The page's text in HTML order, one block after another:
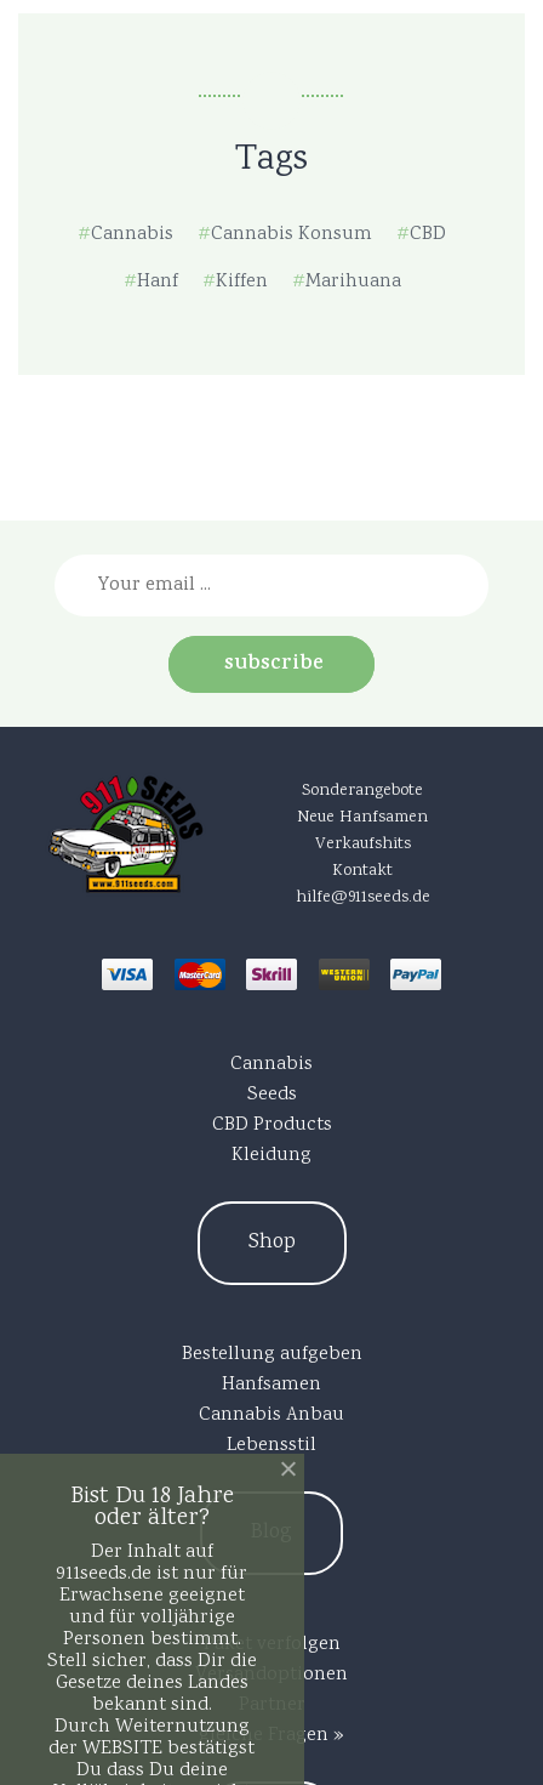
Tags
Cannabis Cannabis Konsum
CBD
Hanf
Kiffen Marihuana
subscribe
Sonderangebote
Neue Hanfsamen
Verkaufshits
Kontakt
hilfe@911seeds.de
Cannabis
Seeds
CBD Products
Kleidung
Shop
Bestellung aufgeben
Hanfsamen
Cannabis Anbau
Lebensstil
Paket verfolgen
Versandoptionen
gleiche Fragen »
Bist Du 18 Jahre
oder älter?
Der Inhalt auf
911seeds.de ist nur für
Erwachsene geeignet
und für volljährige
Personen bestimmt.
Stell sicher, dass Dir die
Gesetze deines Landes
bekannt sind.
Durch Weiternutzung
der WEBSITE bestätigst
Du dass Du deine